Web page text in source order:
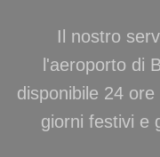
Il nostro
l'aeroporto di
disponibile 24
giorni festivi e